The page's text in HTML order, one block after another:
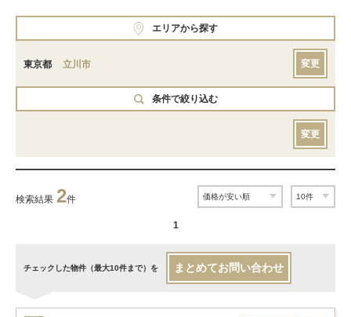
エリアから探す
東京都 立川市 変更
条件で絞り込む
変更
検索結果 2件
1
チェックした物件（最大10件まで）を まとめてお問い合わせ